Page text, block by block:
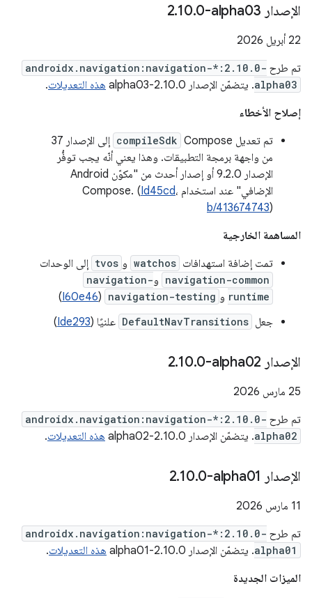
الإصدار ‎2 .10.0-alpha03
‫22 أبريل 2026
تم طرح androidx.navigation:navigation-*:2.10.0-
alpha03. يتضمّن الإصدار 2.10.0-alpha03 هذه التعديلات.
إصلاح الأخطاء
تم تعديل Compose
compileSdk
إلى الإصدار 37
من واجهة برمجة التطبيقات. وهذا يعني أنّه يجب توفُّر
الإصدار 9.2.0 أو إصدار أحدث من "مكوّن Android
الإضافي" عند استخدام Compose. ( Id45cd،
b/413674743)
المساهمة الخارجية
تمت إضافة استهدافات watchos و tvos إلى الوحدات
navigation-common وnavigation-
runtime و navigation-testing
(
I60e46
)
جعل DefaultNavTransitions علنيًا (Ide293
)
الإصدار ‎2 .10.0-alpha02
‫25 مارس 2026
تم طرح androidx.navigation:navigation-*:2.10.0-
alpha02. يتضمّن الإصدار 2.10.0-alpha02 هذه التعديلات.
الإصدار ‎2 .10.0-alpha01
‫11 مارس 2026
تم طرح androidx.navigation:navigation-*:2.10.0-
alpha01. يتضمّن الإصدار 2.10.0-alpha01 هذه التعديلات.
الميزات الجديدة